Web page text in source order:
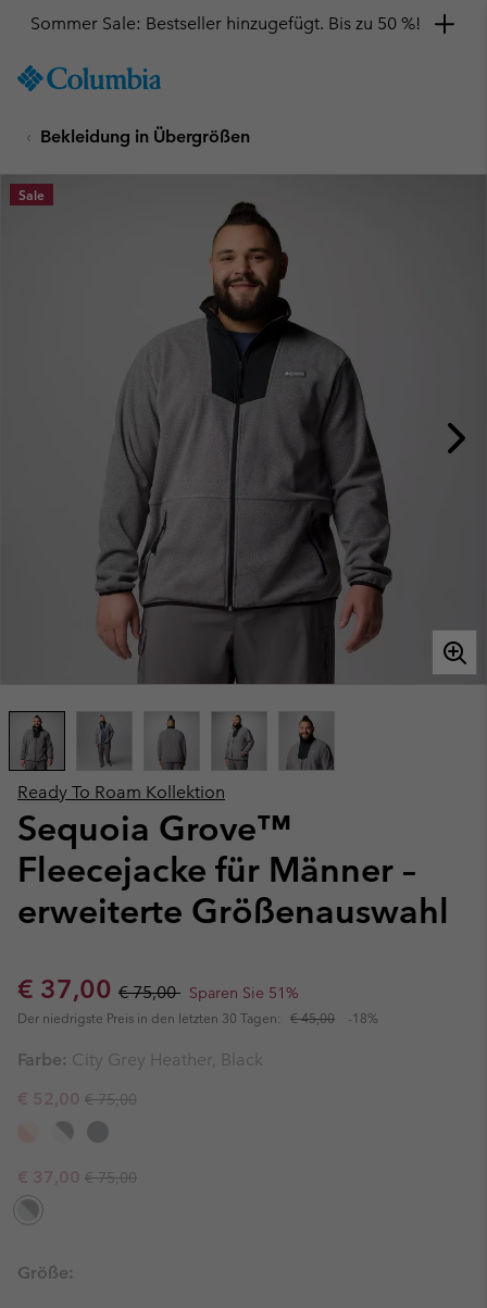
TO
SKIP
MAIN
NAV
Sommer Sale: Bestseller hinzugefügt. Bis zu 50 %!
Bekleidung in Übergrößen
Ready To Roam Kollektion
Sequoia Grove™
Fleecejacke für Männer –
erweiterte Größenauswahl
Sale price:
€ 37,00 Regular price:
€ 75,00 Sparen Sie 51%
Der niedrigste Preis in den letzten 30 Tagen: € 45,00 -18%
Sale
Farbe: City Grey Heather, Black
Sale price:
€ 52,00 Regular price:
€ 75,00
Sale price:
€ 37,00 Regular price:
€ 75,00
Größe: